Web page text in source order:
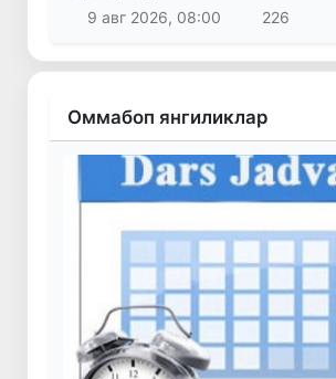
9 авг 2026, 08:00
226
Оммабоп янгиликлар